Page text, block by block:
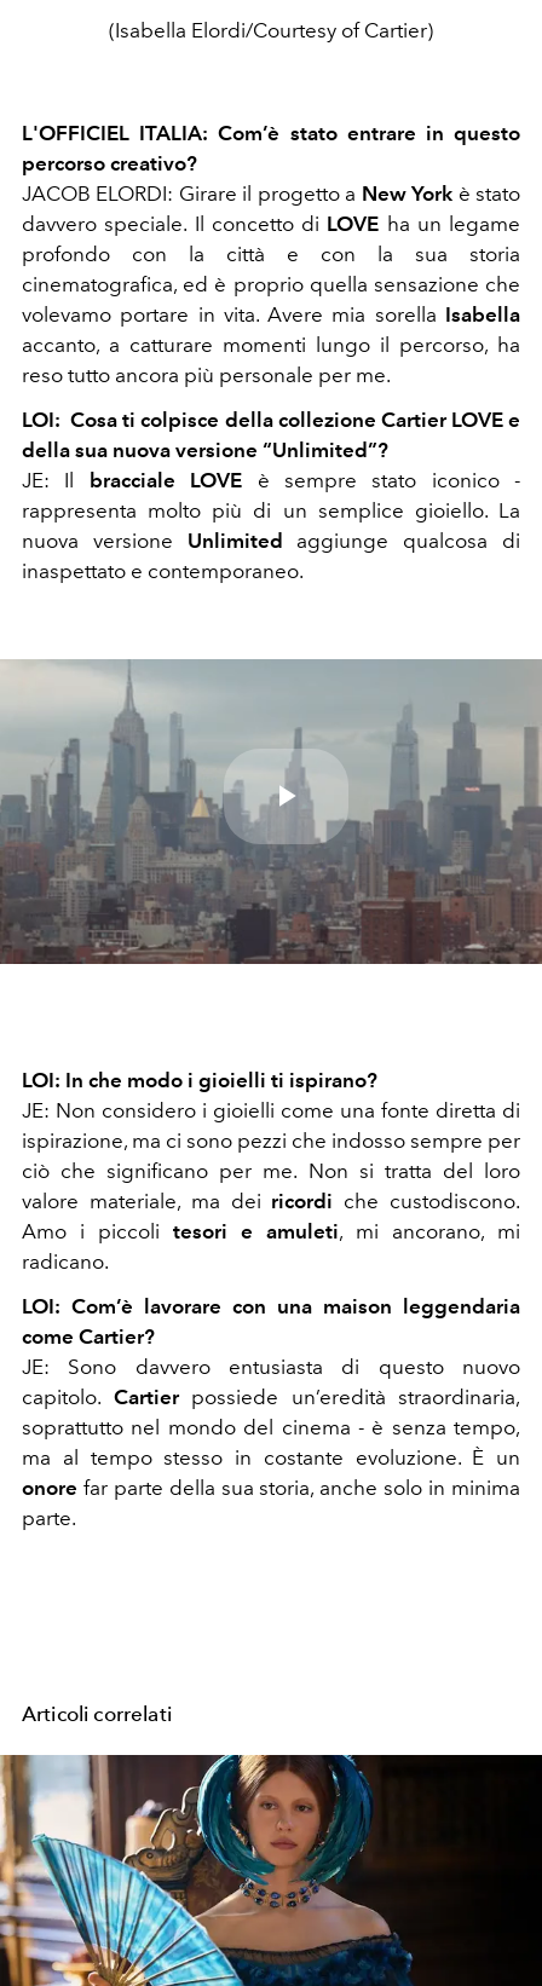
(Isabella Elordi/Courtesy of Cartier)
L'OFFICIEL ITALIA: Com’è stato entrare in questo
percorso creativo?
JACOB ELORDI: Girare il progetto a New York è stato
davvero speciale. Il concetto di LOVE ha un legame
profondo con la città e con la sua storia
cinematografica, ed è proprio quella sensazione che
volevamo portare in vita. Avere mia sorella Isabella
accanto, a catturare momenti lungo il percorso, ha
reso tutto ancora più personale per me.
LOI: Cosa ti colpisce della collezione Cartier LOVE e
della sua nuova versione “Unlimited”?
JE: Il bracciale LOVE è sempre stato iconico -
rappresenta molto più di un semplice gioiello. La
nuova versione Unlimited aggiunge qualcosa di
inaspettato e contemporaneo.
Play
Video
LOI: In che modo i gioielli ti ispirano?
JE: Non considero i gioielli come una fonte diretta di
ispirazione, ma ci sono pezzi che indosso sempre per
ciò che significano per me. Non si tratta del loro
valore materiale, ma dei ricordi che custodiscono.
Amo i piccoli tesori e amuleti, mi ancorano, mi
radicano.
LOI: Com’è lavorare con una maison leggendaria
come Cartier?
JE: Sono davvero entusiasta di questo nuovo
capitolo. Cartierpossiede un’eredità straordinaria,
soprattutto nel mondo del cinema - è senza tempo,
ma al tempo stesso in costante evoluzione. È un
onore far parte della sua storia, anche solo in minima
parte.
Articoli correlati